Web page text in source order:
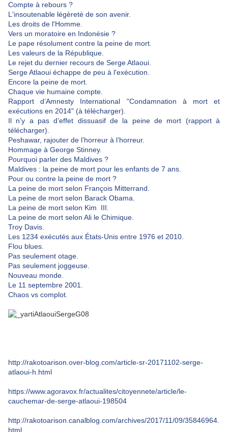
Compte à rebours ?
L'insoutenable légèreté de son avenir.
Les droits de l'Homme.
Vers un moratoire en Indonésie ?
Le pape résolument contre la peine de mort.
Les valeurs de la République.
Le rejet du dernier recours de Serge Atlaoui.
Serge Atlaoui échappe de peu à l'exécution.
Encore la peine de mort.
Chaque vie humaine compte.
Rapport d’Amnesty International "Condamnation à mort et
exécutions en 2014" (à télécharger).
Il n’y a pas d’effet dissuasif de la peine de mort (rapport à
télécharger).
Peshawar, rajouter de l’horreur à l’horreur.
Hommage à George Stinney.
Pourquoi parler des Maldives ?
Maldives : la peine de mort pour les enfants de 7 ans.
Pour ou contre la peine de mort ?
La peine de mort selon François Mitterrand.
La peine de mort selon Barack Obama.
La peine de mort selon Kim III.
La peine de mort selon Ali le Chimique.
Troy Davis.
Les 1234 exécutés aux États-Unis entre 1976 et 2010.
Flou blues.
Pas seulement otage.
Pas seulement joggeuse.
Nouveau monde.
Le 11 septembre 2001.
Chaos vs complot.
http://rakotoarison.over-blog.com/article-sr-20171102-serge-
atlaoui-h.html
https://www.agoravox.fr/actualites/citoyennete/article/le-
cauchemar-de-serge-atlaoui-198504
http://rakotoarison.canalblog.com/archives/2017/11/09/35846964.
html